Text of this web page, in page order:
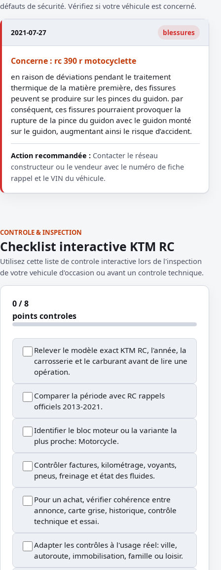
défauts de sécurité. Vérifiez si votre véhicule est concerné.
2021-07-27 blessures
Concerne : rc 390 r motocyclette
en raison de déviations pendant le traitement
thermique de la matière première, des fissures
peuvent se produire sur les pinces du guidon. par
conséquent, ces fissures pourraient provoquer la
rupture de la pince du guidon avec le guidon monté
sur le guidon, augmentant ainsi le risque d’accident.
Action recommandée : Contacter le réseau
constructeur ou le vendeur avec le numéro de fiche
rappel et le VIN du véhicule.
CONTROLE & INSPECTION
Checklist interactive KTM RC
Utilisez cette liste de controle interactive lors de l'inspection
de votre vehicule d'occasion ou avant un controle technique.
0 / 8
points controles
Relever le modèle exact KTM RC, l'année, la
carrosserie et le carburant avant de lire une
opération.
Comparer la période avec RC rappels
officiels 2013-2021.
Identifier le bloc moteur ou la variante la
plus proche: Motorcycle.
Contrôler factures, kilométrage, voyants,
pneus, freinage et état des fluides.
Pour un achat, vérifier cohérence entre
annonce, carte grise, historique, contrôle
technique et essai.
Adapter les contrôles à l'usage réel: ville,
autoroute, immobilisation, famille ou loisir.